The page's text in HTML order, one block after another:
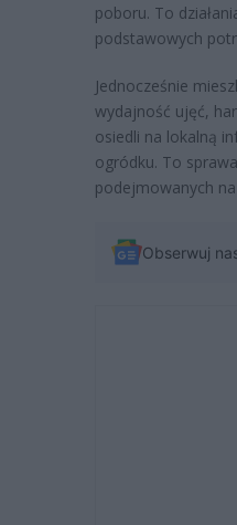
poboru. To
podstawowych
Jednocześnie
wydajność ujęć,
osiedli na lokalną
ogródku. To
podejmowanych
Obserwuj